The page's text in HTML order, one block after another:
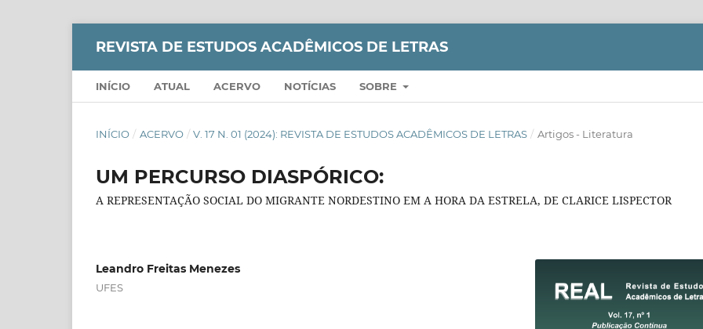
REVISTA DE ESTUDOS ACADÊMICOS DE LETRAS
INÍCIO ATUAL ACERVO NOTÍCIAS SOBRE
INÍCIO / ACERVO / V. 17 N. 01 (2024): REVISTA DE ESTUDOS ACADÊMICOS DE LETRAS / Artigos - Literatura
UM PERCURSO DIASPÓRICO:
A REPRESENTAÇÃO SOCIAL DO MIGRANTE NORDESTINO EM A HORA DA ESTRELA, DE CLARICE LISPECTOR
Leandro Freitas Menezes
UFES